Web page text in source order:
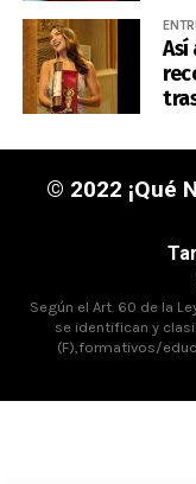
Así
© 2022 ¡Qué
Según el Art. 60 de la
se identifican y
(F),formativos/